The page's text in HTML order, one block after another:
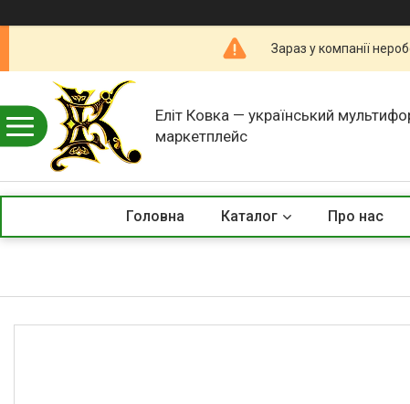
Зараз у компанії
Еліт Ковка — український
маркетплейс
Головна Каталог Про нас